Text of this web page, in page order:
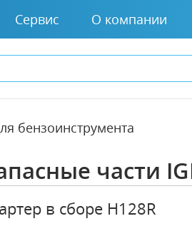
Сервис О компании
бензоинструмента
части
в сборе Н128R